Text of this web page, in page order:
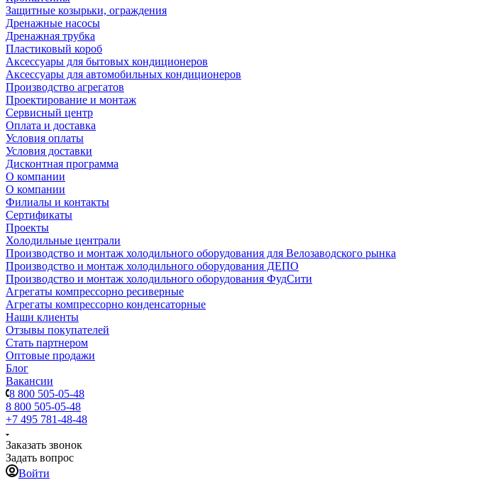
Защитные козырьки, ограждения
Дренажные насосы
Дренажная трубка
Пластиковый короб
Аксессуары для бытовых кондиционеров
Аксессуары для автомобильных кондиционеров
Производство агрегатов
Проектирование и монтаж
Сервисный центр
Оплата и доставка
Условия оплаты
Условия доставки
Дисконтная программа
О компании
О компании
Филиалы и контакты
Сертификаты
Проекты
Холодильные централи
Производство и монтаж холодильного оборудования для Велозаводского рынка
Производство и монтаж холодильного оборудования ДЕПО
Производство и монтаж холодильного оборудования ФудСити
Агрегаты компрессорно ресиверные
Агрегаты компрессорно конденсаторные
Наши клиенты
Отзывы покупателей
Стать партнером
Оптовые продажи
Блог
Вакансии
8 800 505-05-48
8 800 505-05-48
+7 495 781-48-48
Заказать звонок
Задать вопрос
Войти